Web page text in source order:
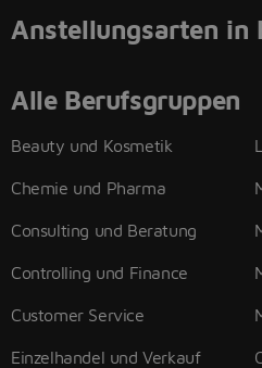
Anstellungsarten in
Alle Berufsgruppen
Beauty und Kosmetik
Chemie und Pharma
Consulting und Beratung
Controlling und Finance
Customer Service
Einzelhandel und Verkauf